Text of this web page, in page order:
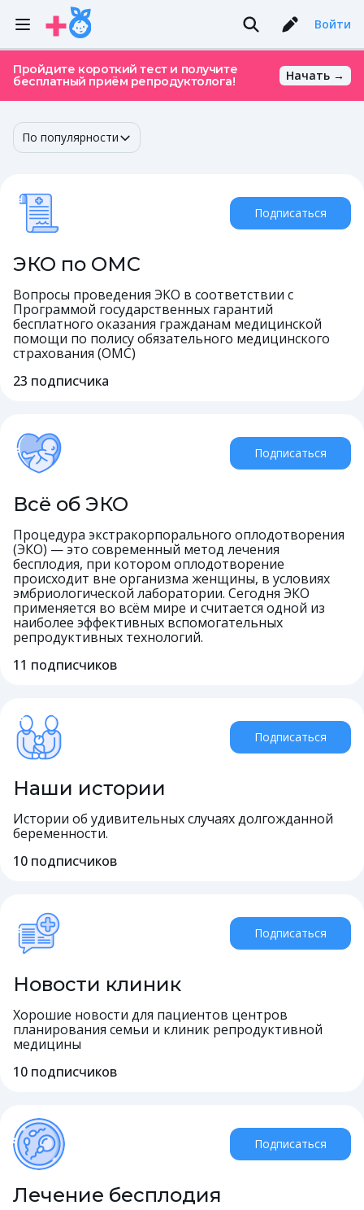
Войти
Пройдите короткий тест и получите
бесплатный приём репродуктолога!
Начать →
По популярности
ЭКО по ОМС
Вопросы проведения ЭКО в соответствии с
Программой государственных гарантий
бесплатного оказания гражданам медицинской
помощи по полису обязательного медицинского
страхования (ОМС)
23 подписчика
Подписаться
Всё об ЭКО
Процедура экстракорпорального оплодотворения
(ЭКО) — это современный метод лечения
бесплодия, при котором оплодотворение
происходит вне организма женщины, в условиях
эмбриологической лаборатории. Сегодня ЭКО
применяется во всём мире и считается одной из
наиболее эффективных вспомогательных
репродуктивных технологий.
11 подписчиков
Подписаться
Наши истории
Истории об удивительных случаях долгожданной
беременности.
10 подписчиков
Подписаться
Новости клиник
Хорошие новости для пациентов центров
планирования семьи и клиник репродуктивной
медицины
10 подписчиков
Подписаться
Лечение бесплодия
Подписаться